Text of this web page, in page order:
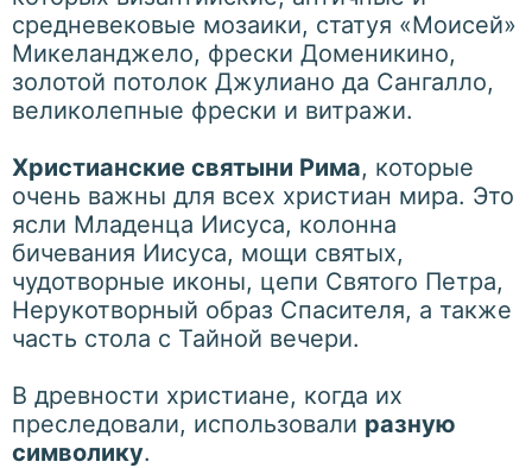
средневековые мозаики, статуя «Моисей»
Микеланджело, фрески Доменикино,
золотой потолок Джулиано да Сангалло,
великолепные фрески и витражи.
Христианские святыни Рима, которые
очень важны для всех христиан мира. Это
ясли Младенца Иисуса, колонна
бичевания Иисуса, мощи святых,
чудотворные иконы, цепи Святого Петра,
Нерукотворный образ Спасителя, а также
часть стола с Тайной вечери.
В древности христиане, когда их
преследовали, использовали разную
символику.